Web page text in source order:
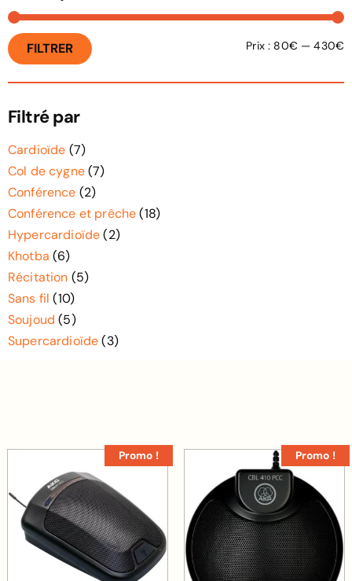
FILTRER Prix : 80€ —430€
Filtré par
Cardioïde (7)
Col de cygne(7)
Conférence (2)
Conférence et prêche (18)
Hypercardioïde (2)
Khotba (6)
Récitation (5)
Sans fil (10)
Soujoud (5)
Supercardioïde (3)
Promo ! Promo !